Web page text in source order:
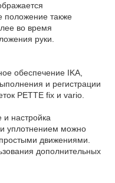
положение также
во время
руки.
обеспечение IKA,
и регистрации
PETTE fix и vario.
и настройка
уплотнением можно
движениями.
дополнительных